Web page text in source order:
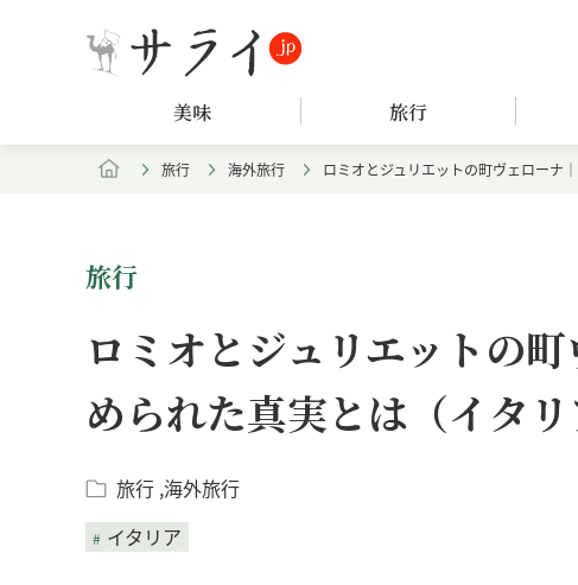
美味 旅行
旅行 海外旅行 ロミオとジュリエットの町ヴェローナ
旅行
ロミオとジュリエットの
められた真実とは（イタリ
旅行 海外旅行
イタリア